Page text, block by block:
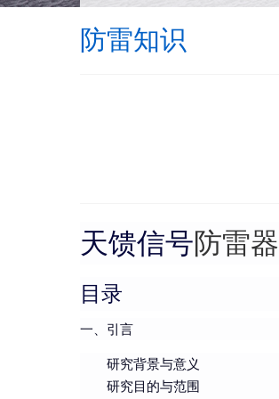
防雷知识
天馈信号防雷器
目录
一、引言
研究背景与意义
研究目的与范围